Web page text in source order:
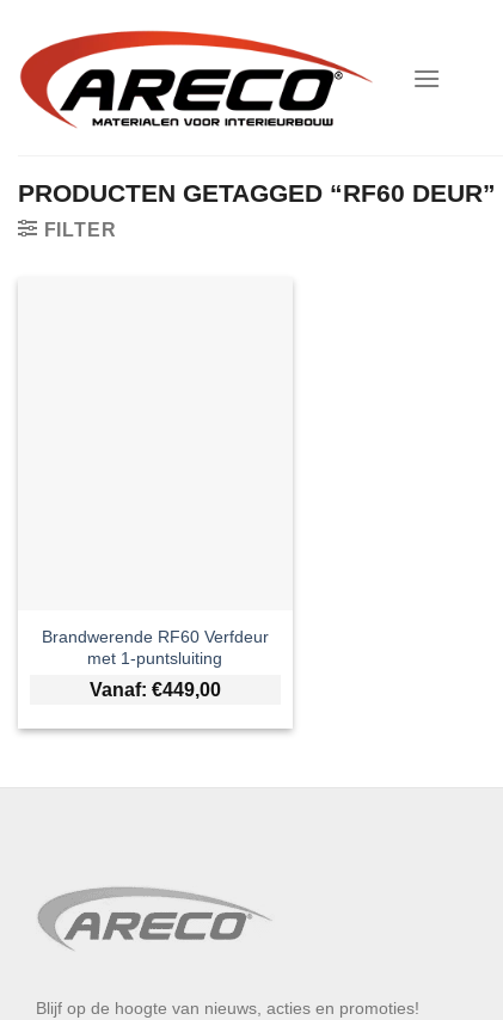
inhoud
PRODUCTEN GETAGGED “RF60 DEUR”
FILTER
Brandwerende RF60 Verfdeur
met 1-puntsluiting
Vanaf: €449,00
Blijf op de hoogte van nieuws, acties en promoties!